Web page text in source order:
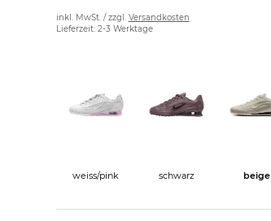
inkl. MwSt. / zzgl. Versandkosten
Lieferzeit: 2-3 Werktage
weiss/pink schwarz beige